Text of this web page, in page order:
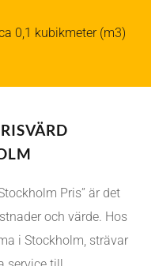
0,1 kubikmeter (m3)
Pris” är det
och värde. Hos
i Stockholm, strävar